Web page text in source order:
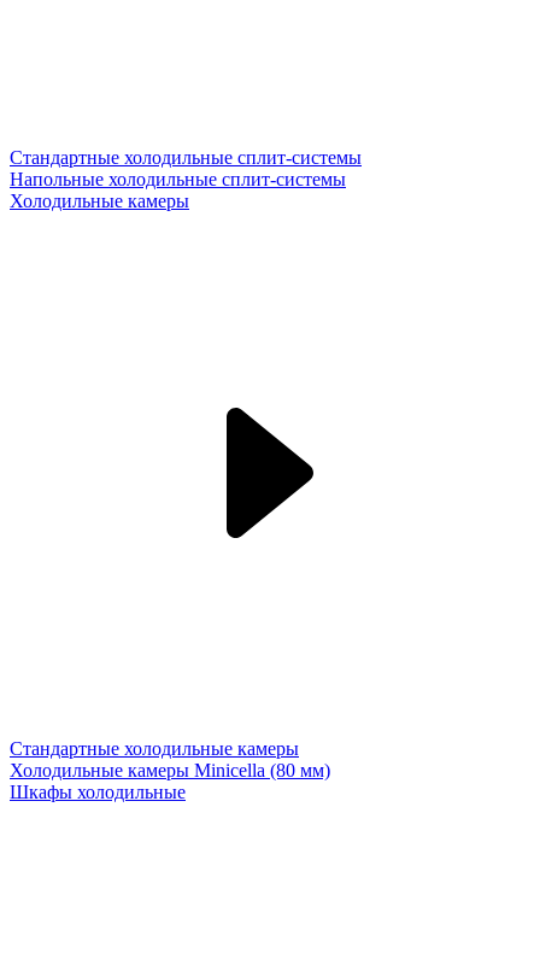
Стандартные холодильные сплит-системы
Напольные холодильные сплит-системы
Холодильные камеры
Стандартные холодильные камеры
Холодильные камеры Minicella (80 мм)
Шкафы холодильные